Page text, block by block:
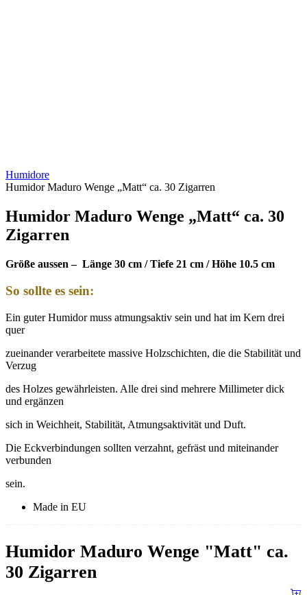
Humidore
Humidor Maduro Wenge „Matt“ ca. 30 Zigarren
Humidor Maduro Wenge „Matt“ ca. 30
Zigarren
Größe aussen – Länge 30 cm / Tiefe 21 cm / Höhe 10.5 cm
So sollte es sein:
Ein guter Humidor muss atmungsaktiv sein und hat im Kern drei
quer
zueinander verarbeitete massive Holzschichten, die die Stabilität und
Verzug
des Holzes gewährleisten. Alle drei sind mehrere Millimeter dick
und ergänzen
sich in Weichheit, Stabilität, Atmungsaktivität und Duft.
Die Eckverbindungen sollten verzahnt, gefräst und miteinander
verbunden
sein.
Made in EU
Humidor Maduro Wenge "Matt" ca.
30 Zigarren